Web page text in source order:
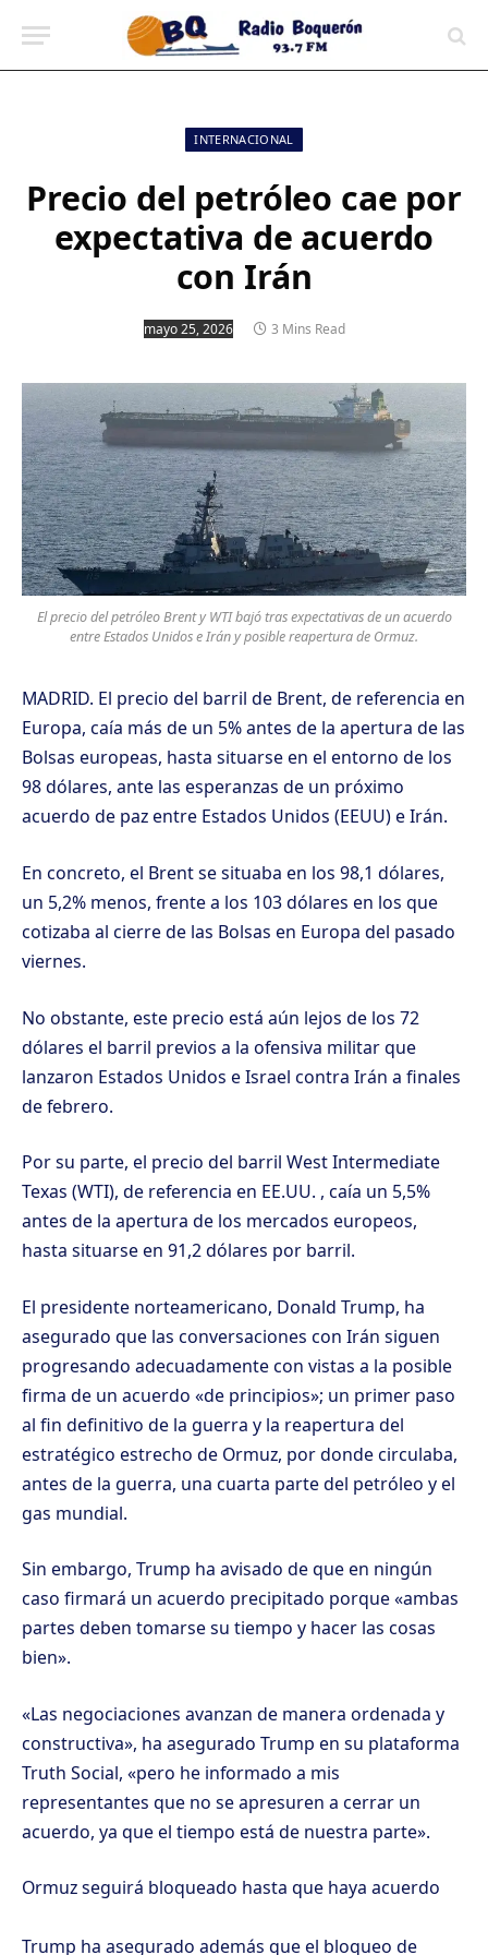
INTERNACIONAL
Precio del petróleo cae por
expectativa de acuerdo
con Irán
mayo 25, 2026 3 Mins Read
El precio del petróleo Brent y WTI bajó tras expectativas de un acuerdo
entre Estados Unidos e Irán y posible reapertura de Ormuz.
MADRID. El precio del barril de Brent, de referencia en
Europa, caía más de un 5% antes de la apertura de las
Bolsas europeas, hasta situarse en el entorno de los
98 dólares, ante las esperanzas de un próximo
acuerdo de paz entre Estados Unidos (EEUU) e Irán.
En concreto, el Brent se situaba en los 98,1 dólares,
un 5,2% menos, frente a los 103 dólares en los que
cotizaba al cierre de las Bolsas en Europa del pasado
viernes.
No obstante, este precio está aún lejos de los 72
dólares el barril previos a la ofensiva militar que
lanzaron Estados Unidos e Israel contra Irán a finales
de febrero.
Por su parte, el precio del barril West Intermediate
Texas (WTI), de referencia en EE.UU. , caía un 5,5%
antes de la apertura de los mercados europeos,
hasta situarse en 91,2 dólares por barril.
El presidente norteamericano, Donald Trump, ha
asegurado que las conversaciones con Irán siguen
progresando adecuadamente con vistas a la posible
firma de un acuerdo «de principios»; un primer paso
al fin definitivo de la guerra y la reapertura del
estratégico estrecho de Ormuz, por donde circulaba,
antes de la guerra, una cuarta parte del petróleo y el
gas mundial.
Sin embargo, Trump ha avisado de que en ningún
caso firmará un acuerdo precipitado porque «ambas
partes deben tomarse su tiempo y hacer las cosas
bien».
«Las negociaciones avanzan de manera ordenada y
constructiva», ha asegurado Trump en su plataforma
Truth Social, «pero he informado a mis
representantes que no se apresuren a cerrar un
acuerdo, ya que el tiempo está de nuestra parte».
Ormuz seguirá bloqueado hasta que haya acuerdo
Trump ha asegurado además que el bloqueo de